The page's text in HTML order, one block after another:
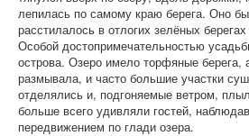
лепилась по самому краю берега. Оно
расстилалось в отлогих зелёных
Особой достопримечательностью
острова. Озеро имело торфяные берега,
размывала, и часто большие участки
отделялись и, подгоняемые ветром,
больше всего удивляли гостей,
передвижением по глади озера.